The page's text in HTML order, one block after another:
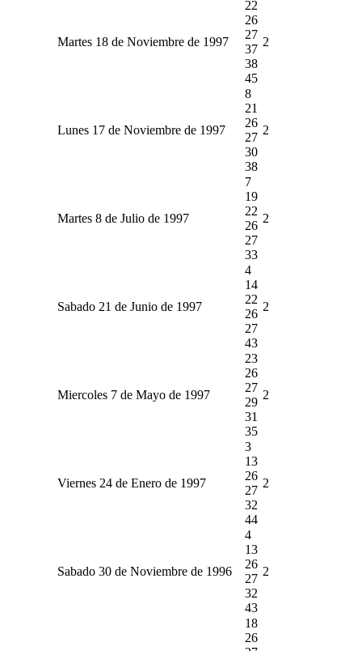
Martes 18 de Noviembre de 1997
22
26
27
37
38
45
2
Lunes 17 de Noviembre de 1997
8
21
26
27
30
38
2
Martes 8 de Julio de 1997
7
19
22
26
27
33
2
Sabado 21 de Junio de 1997
4
14
22
26
27
43
2
Miercoles 7 de Mayo de 1997
23
26
27
29
31
35
2
Viernes 24 de Enero de 1997
3
13
26
27
32
44
2
Sabado 30 de Noviembre de 1996
4
13
26
27
32
43
2
18
26